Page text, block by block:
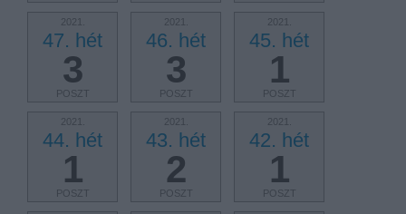
2021.
47. hét
3
POSZT
2021.
46. hét
3
POSZT
2021.
45. hét
1
POSZT
2021.
44. hét
1
POSZT
2021.
43. hét
2
POSZT
2021.
42. hét
1
POSZT